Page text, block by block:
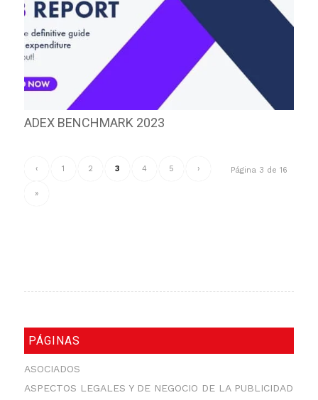
ADEX BENCHMARK 2023
Página 3 de 16
‹ 1 2 3 4 5 ›
»
PÁGINAS
ASOCIADOS
ASPECTOS LEGALES Y DE NEGOCIO DE LA PUBLICIDAD